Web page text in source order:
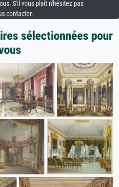
S'il vous plaît n'hésitez pas
contacter.
sélectionnées pour